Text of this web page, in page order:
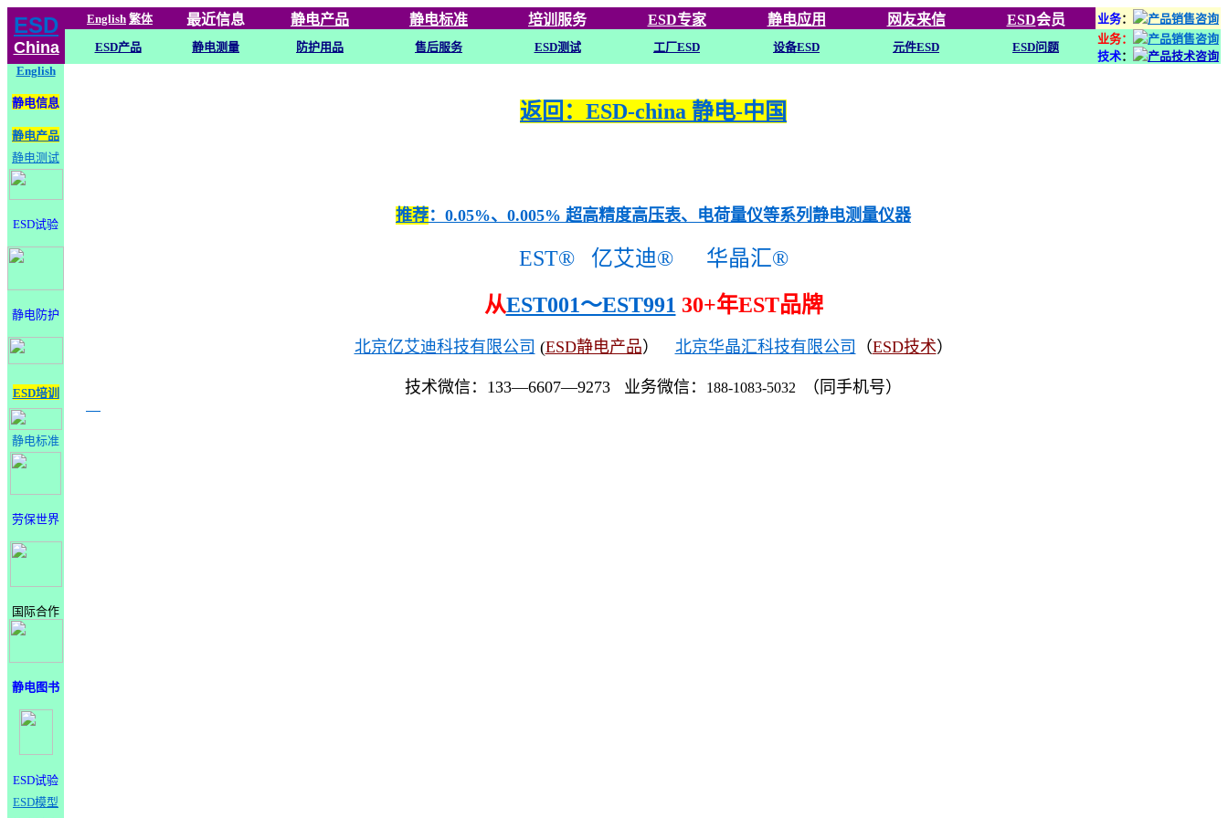
ESD
China
English 繁体 最近信息 静电产品 静电标准 培训 服务 ESD专家 静电应用 网友来信 ESD会员 业务：
ESD产品 静电测量 防护用品 售后服务 ESD测试 工厂ESD 设备ESD 元件ESD ESD问题
业务：
技术：
English
静电信息
静电产品
静电测试
ESD试验
静电防护
ESD培训
静电标准
劳保世界
国际合作
静电图书
ESD试验
ESD模型
返回：ESD-china 静电-中国
推荐：0.05%、0.005% 超高精度高压表、电荷量仪等系列静电测量仪器
EST® 亿艾迪®
华晶汇®
从EST001～EST991 30+年EST品牌
北京亿艾迪科技有限公司 (ESD静电产品） 北京华晶汇科技有限公司 （ESD技术）
技术微信：133—6607—9273 业务微信： 188-1083-5032 （同手机号）